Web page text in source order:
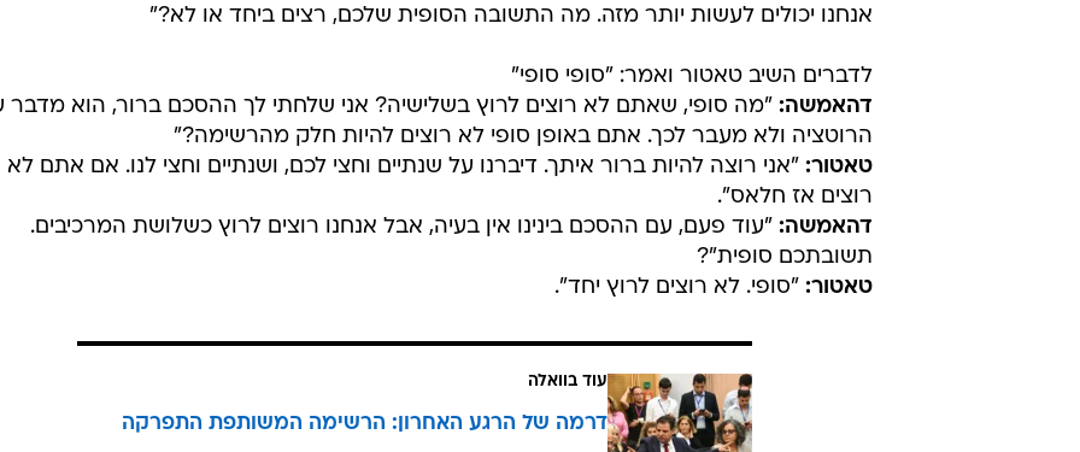
אנחנו יכולים לעשות יותר מזה. מה התשובה הסופית שלכם, רצים ביחד או לא?"
לדברים השיב טאטור ואמר: "סופי סופי"
דהאמשה: "מה סופי, שאתם לא רוצים לרוץ בשלישיה? אני שלחתי לך ההסכם ברור, הוא מדבר
הרוטציה ולא מעבר לכך. אתם באופן סופי לא רוצים להיות חלק מהרשימה?"
טאטור: "אני רוצה להיות ברור איתך. דיברנו על שנתיים וחצי לכם, ושנתיים וחצי לנו. אם אתם לא
רוצים אז חלאס".
דהאמשה: "עוד פעם, עם ההסכם בינינו אין בעיה, אבל אנחנו רוצים לרוץ כשלושת המרכיבים.
תשובתכם סופית"?
טאטור: "סופי. לא רוצים לרוץ יחד".
עוד בוואלה
דרמה של הרגע האחרון: הרשימה המשותפת התפרקה